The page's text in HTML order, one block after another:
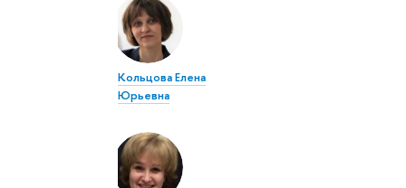
Кольцова Елена
Юрьевна